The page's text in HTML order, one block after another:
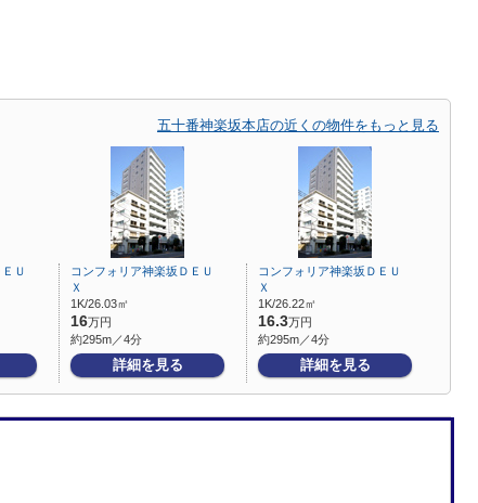
五十番神楽坂本店の近くの物件をもっと見る
Ｕ
コンフォリア神楽坂ＤＥＵ
Ｘ
1K/26.03㎡
16万円
約295m／4分
詳細を見る
コンフォリア神楽坂ＤＥＵ
Ｘ
1K/26.22㎡
16.3万円
約295m／4分
詳細を見る